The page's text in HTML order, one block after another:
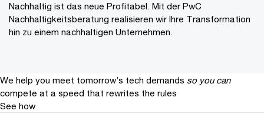
Nachhaltig ist das neue Profitabel. Mit der PwC
Nachhaltigkeitsberatung realisieren wir Ihre Transformation
hin zu einem nachhaltigen Unternehmen.
We help you meet tomorrow’s tech demands so you can
compete at a speed that rewrites the rules
See how